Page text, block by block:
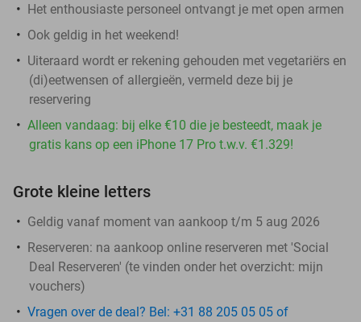
Het enthousiaste personeel ontvangt je met open armen
Ook geldig in het weekend!
Uiteraard wordt er rekening gehouden met vegetariërs en
(di)eetwensen of allergieën, vermeld deze bij je
reservering
Alleen vandaag: bij elke €10 die je besteedt, maak je
gratis kans op een iPhone 17 Pro t.w.v. €1.329!
Grote kleine letters
Geldig vanaf moment van aankoop t/m 5 aug 2026
Reserveren: na aankoop online reserveren met 'Social
Deal Reserveren' (te vinden onder het overzicht: mijn
vouchers)
Vragen over de deal? Bel: +31 88 205 05 05 of